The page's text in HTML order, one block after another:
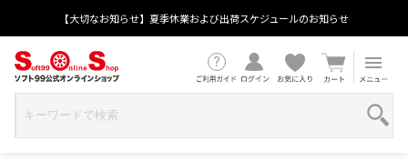
【大切なお知らせ】夏季休業および出荷スケジュールのお知らせ